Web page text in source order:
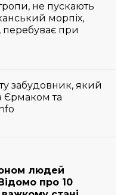
не пускають
морпіх,
перебуває при
забудовник, який
Єрмаком та
людей
про 10